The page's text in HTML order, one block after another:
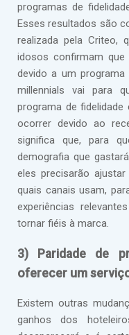
programas de
Esses resultados são
realizada pela Criteo,
idosos confirmam que
devido a um
millennials vai para
programa de
ocorrer devido ao
significa que, para
demografia que
eles precisarão
quais canais usam,
experiências
tornar fiéis à marca.
3) Paridade de
oferecer um
Existem outras
ganhos dos